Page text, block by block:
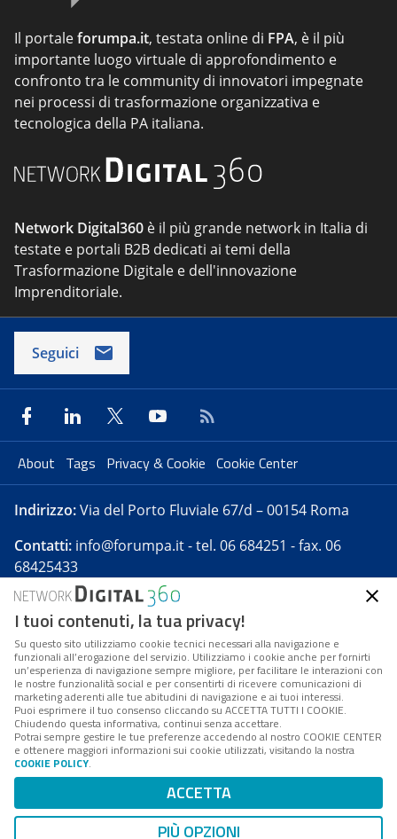
Il portaleforumpa.it, testata online di FPA, è il più
importante luogo virtuale di approfondimento e
confronto tra le community di innovatori impegnate
nei processi di trasformazione organizzativa e
tecnologica della PA italiana.
Network Digital360 è il più grande network in Italia di
testate e portali B2B dedicati ai temi della
Trasformazione Digitale e dell'innovazione
Imprenditoriale.
Seguici
About Tags Privacy & Cookie Cookie Center
Indirizzo:Via del Porto Fluviale 67/d – 00154 Roma
Contatti: info@forumpa.it- tel. 06 684251 - fax. 06
68425433
Forumpa.itè una pubblicazione telematica iscritta
presso Registro della stampa del Tribunale di Roma -
Reg. n. 182 del 2 maggio 2008 - Direttore resp. Michela
Stentella
FPA s.r.l. è società soggetta a Direzione e
Coordinamento da parte di Digital360 S.p.A. - FPA s.r.l.
è un'azienda certificata per il sistema di management
Codice Fiscale/Partita IVA n. 10693191008 - R.E.A. Roma
n. 1249791. ISP AWS
Mappa del sito
I tuoi contenuti, la tua privacy!
Su questo sito utilizziamo cookie tecnici necessari alla navigazione e
funzionali all’erogazione del servizio. Utilizziamo i cookie anche per fornirti
un’esperienza di navigazione sempre migliore, per facilitare le interazioni con
le nostre funzionalità social e per consentirti di ricevere comunicazioni di
marketing aderenti alle tue abitudini di navigazione e ai tuoi interessi.
Puoi esprimere il tuo consenso cliccando su ACCETTA TUTTI I COOKIE.
Chiudendo questa informativa, continui senza accettare.
Potrai sempre gestire le tue preferenze accedendo al nostro COOKIE CENTER
e ottenere maggiori informazioni sui cookie utilizzati, visitando la nostra
COOKIE POLICY.
ACCETTA
PIÙ OPZIONI